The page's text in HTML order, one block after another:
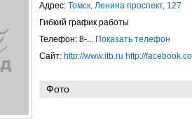
Адрес: Томск, Ленина проспект, 127
Гибкий график работы
Телефон: 8-... Показать телефон
Сайт: http://www.itb.ru http://
Фото